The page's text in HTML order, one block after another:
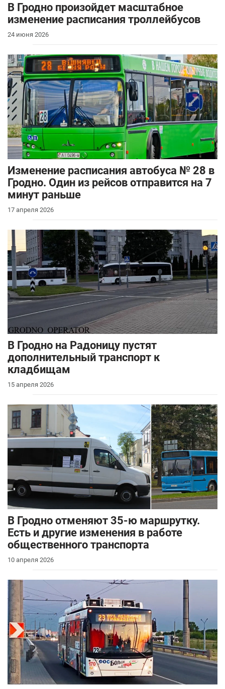
В Гродно произойдет масштабное
изменение расписания троллейбусов
24 июня 2026
Изменение расписания автобуса № 28 в
Гродно. Один из рейсов отправится на 7
минут раньше
17 апреля 2026
В Гродно на Радоницу пустят
дополнительный транспорт к
кладбищам
15 апреля 2026
В Гродно отменяют 35-ю маршрутку.
Есть и другие изменения в работе
общественного транспорта
10 апреля 2026